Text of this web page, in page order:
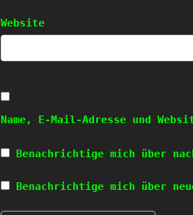
Website
Name, E-Mail-Adresse und
Benachrichtige mich über
Benachrichtige mich über